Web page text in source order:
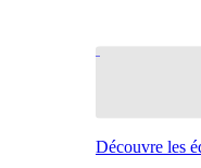
Découvre les